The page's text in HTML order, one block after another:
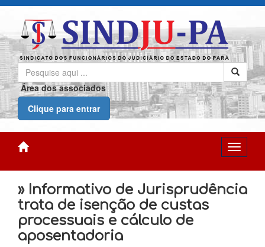
Área dos associados
Clique para entrar
» Informativo de Jurisprudência
trata de isenção de custas
processuais e cálculo de
aposentadoria